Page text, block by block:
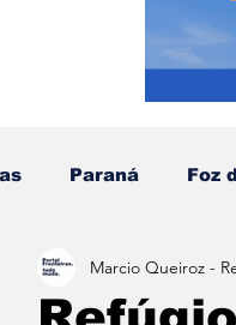
Paraná Foz
Negócios
Marcio Queiroz -